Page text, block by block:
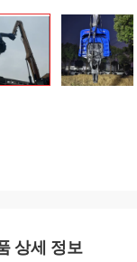
상세 정보